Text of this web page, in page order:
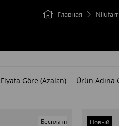
Главная Nilufarr
Fiyata Göre (Azalan) Ürün Adına
Бесплатная
Новый